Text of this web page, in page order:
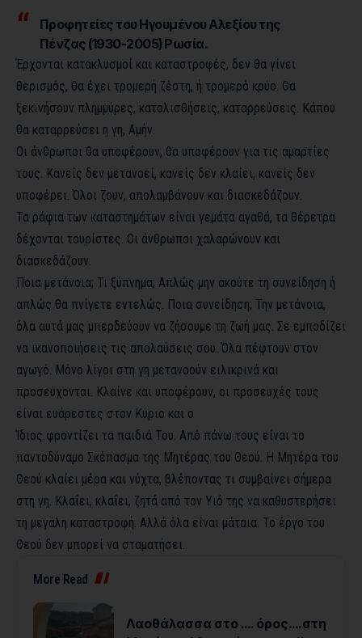
Προφητείες του Ηγουμένου Αλεξίου της
Πένζας (1930-2005) Ρωσία.
Έρχονται κατακλυσμοί και καταστροφές, δεν θα γίνει
θερισμός, θα έχει τρομερή ζέστη, ή τρομερό κρύο. Θα
ξεκινήσουν πλημμύρες, κατολισθήσεις, καταρρεύσεις. Κάπου
θα καταρρεύσει η γη, Αμήν.
Οι άνθρωποι θα υποφέρουν, θα υποφέρουν για τις αμαρτίες
τους. Κανείς δεν μετανοεί, κανείς δεν κλαίει, κανείς δεν
υποφέρει. Όλοι ζουν, απολαμβάνουν και διασκεδάζουν.
Τα ράφια των καταστημάτων είναι γεμάτα αγαθά, τα θέρετρα
δέχονται τουρίστες. Οι άνθρωποι χαλαρώνουν και
διασκεδάζουν.
Ποια μετάνοια; Τι ξύπνημα; Απλώς μην ακούτε τη συνείδηση ​​ή
απλώς θα πνίγετε εντελώς. Ποια συνείδηση; Την μετάνοια,
όλα αυτά μας μπερδεύουν να ζήσουμε τη ζωή μας. Σε εμποδίζει
να ικανοποιήσεις τις απολαύσεις σου. Όλα πέφτουν στον
αγωγό. Μόνο λίγοι στη γη μετανοούν ειλικρινά και
προσεύχονται. Κλαίνε και υποφέρουν, οι προσευχές τους
είναι ευάρεστες στον Κύριο και ο
Ίδιος φροντίζει τα παιδιά Του. Από πάνω τους είναι το
παντοδύναμο Σκέπασμα της Μητέρας του Θεού. Η Μητέρα του
Θεού κλαίει μέρα και νύχτα, βλέποντας τι συμβαίνει σήμερα
στη γη. Κλαίει, κλαίει, ζητά από τον Υιό της να καθυστερήσει
τη μεγάλη καταστροφή. Αλλά όλα είναι μάταια. Το έργο του
Θεού δεν μπορεί να σταματήσει.
More Read
Λαοθάλασσα στο …. όρος….στη